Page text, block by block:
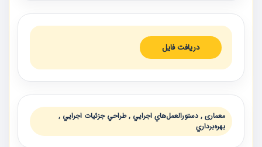
دریافت فایل
معماری , دستورالعمل‌هاي اجرايي , طراحي جزئيات اجرايي ,
بهره‌برداري